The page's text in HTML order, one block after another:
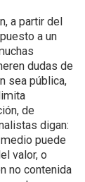
a partir del
a un
dudas de
sea pública,
de
digan:
puede
valor, o
no contenida